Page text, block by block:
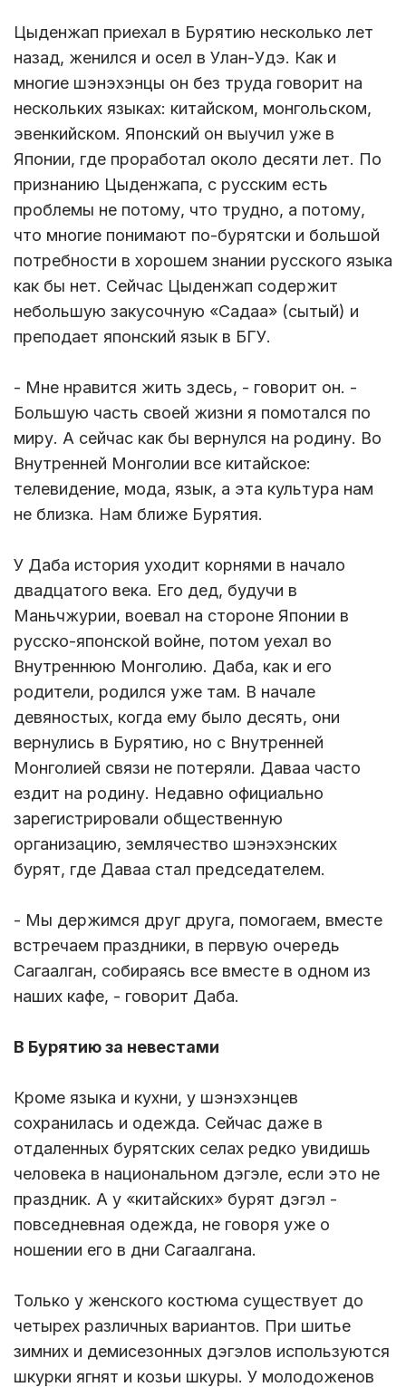
Цыденжап приехал в Бурятию несколько лет
назад, женился и осел в Улан-Удэ. Как и
многие шэнэхэнцы он без труда говорит на
нескольких языках: китайском, монгольском,
эвенкийском. Японский он выучил уже в
Японии, где проработал около десяти лет. По
признанию Цыденжапа, с русским есть
проблемы не потому, что трудно, а потому,
что многие понимают по-бурятски и большой
потребности в хорошем знании русского языка
как бы нет. Сейчас Цыденжап содержит
небольшую закусочную «Садаа» (сытый) и
преподает японский язык в БГУ.
- Мне нравится жить здесь, - говорит он. -
Большую часть своей жизни я помотался по
миру. А сейчас как бы вернулся на родину. Во
Внутренней Монголии все китайское:
телевидение, мода, язык, а эта культура нам
не близка. Нам ближе Бурятия.
У Даба история уходит корнями в начало
двадцатого века. Его дед, будучи в
Маньчжурии, воевал на стороне Японии в
русско-японской войне, потом уехал во
Внутреннюю Монголию. Даба, как и его
родители, родился уже там. В начале
девяностых, когда ему было десять, они
вернулись в Бурятию, но с Внутренней
Монголией связи не потеряли. Даваа часто
ездит на родину. Недавно официально
зарегистрировали общественную
организацию, землячество шэнэхэнских
бурят, где Даваа стал председателем.
- Мы держимся друг друга, помогаем, вместе
встречаем праздники, в первую очередь
Сагаалган, собираясь все вместе в одном из
наших кафе, - говорит Даба.
В Бурятию за невестами
Кроме языка и кухни, у шэнэхэнцев
сохранилась и одежда. Сейчас даже в
отдаленных бурятских селах редко увидишь
человека в национальном дэгэле, если это не
праздник. А у «китайских» бурят дэгэл -
повседневная одежда, не говоря уже о
ношении его в дни Сагаалгана.
Только у женского костюма существует до
четырех различных вариантов. При шитье
зимних и демисезонных дэгэлов используются
шкурки ягнят и козьи шкуры. У молодоженов